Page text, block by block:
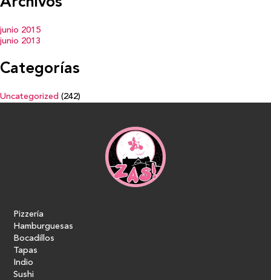
junio 2015
junio 2013
Categorías
Uncategorized (242)
Pizzería
Hamburguesas
Bocadillos
Tapas
Indio
Sushi